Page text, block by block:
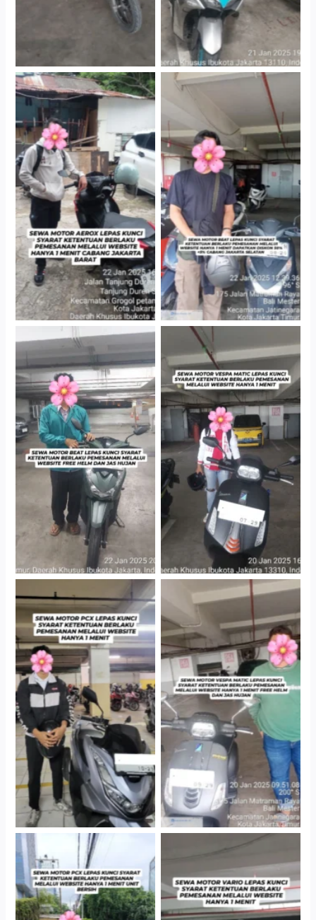
Cabang Jakarta Barat
Cityplaza Jatinegara
Gedung Parkir P6A
Cityplaza Jatinegara
Gedung Parkir P6A
Cityplaza Jatinegara
Gedung Parkir P6A
Hotel Kartika Chandra,
Jakarta Selatan
Cityplaza Jatinegara
Gedung Parkir P6A